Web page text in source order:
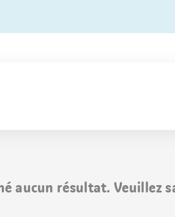
aucun résultat. Veuillez